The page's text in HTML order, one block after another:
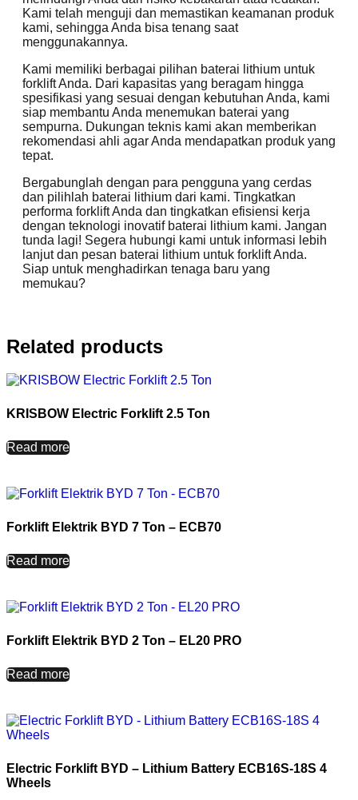
Kami telah menguji dan memastikan keamanan produk
kami, sehingga Anda bisa tenang saat
menggunakannya.
Kami memiliki berbagai pilihan baterai lithium untuk
forklift Anda. Dari kapasitas yang beragam hingga
spesifikasi yang sesuai dengan kebutuhan Anda, kami
siap membantu Anda menemukan baterai yang
sempurna. Dukungan teknis kami akan memberikan
rekomendasi ahli agar Anda mendapatkan produk yang
tepat.
Bergabunglah dengan para pengguna yang cerdas
dan pilihlah baterai lithium dari kami. Tingkatkan
performa forklift Anda dan tingkatkan efisiensi kerja
dengan teknologi inovatif baterai lithium kami. Jangan
tunda lagi! Segera hubungi kami untuk informasi lebih
lanjut dan pesan baterai lithium untuk forklift Anda.
Siap untuk menghadirkan tenaga baru yang
memukau?
Related products
KRISBOW Electric Forklift 2.5 Ton
Read more
Forklift Elektrik BYD 7 Ton – ECB70
Read more
Forklift Elektrik BYD 2 Ton – EL20 PRO
Read more
Electric Forklift BYD – Lithium Battery ECB16S-18S 4
Wheels